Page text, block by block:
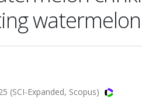
(SCI-Expanded, Scopus)